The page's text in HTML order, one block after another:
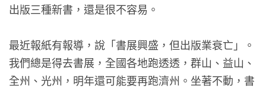
出版三種新書，還是很不容易。
最近報紙有報導，說「書展興盛，但出版業衰亡」。
我們總是得去書展，全國各地跑透透，群山、益山、
全州、光州，明年還可能要再跑濟州。坐著不動，書